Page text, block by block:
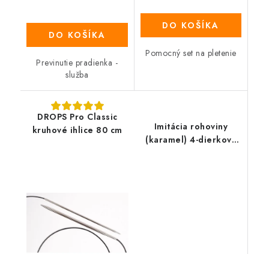
DO KOŠÍKA
Previnutie pradienka -
služba
DO KOŠÍKA
Pomocný set na pletenie
DROPS Pro Classic
kruhové ihlice 80 cm
Imitácia rohoviny
(karamel) 4-dierkový